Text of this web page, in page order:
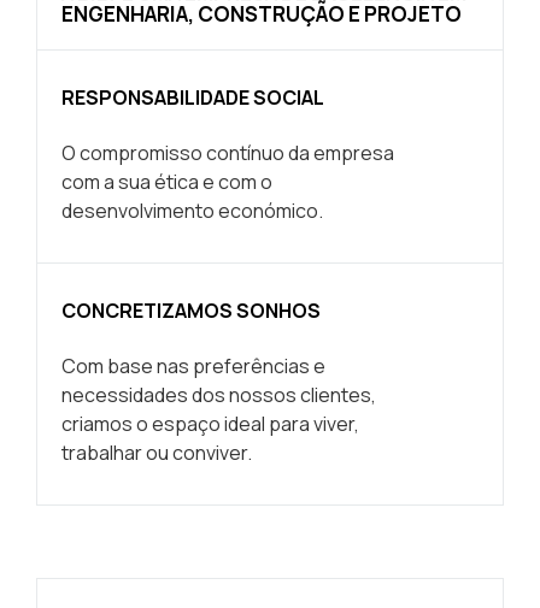
ENGENHARIA, CONSTRUÇÃO E PROJETO
RESPONSABILIDADE SOCIAL
O compromisso contínuo da empresa
com a sua ética e com o
desenvolvimento económico.
CONCRETIZAMOS SONHOS
Com base nas preferências e
necessidades dos nossos clientes,
criamos o espaço ideal para viver,
trabalhar ou conviver.